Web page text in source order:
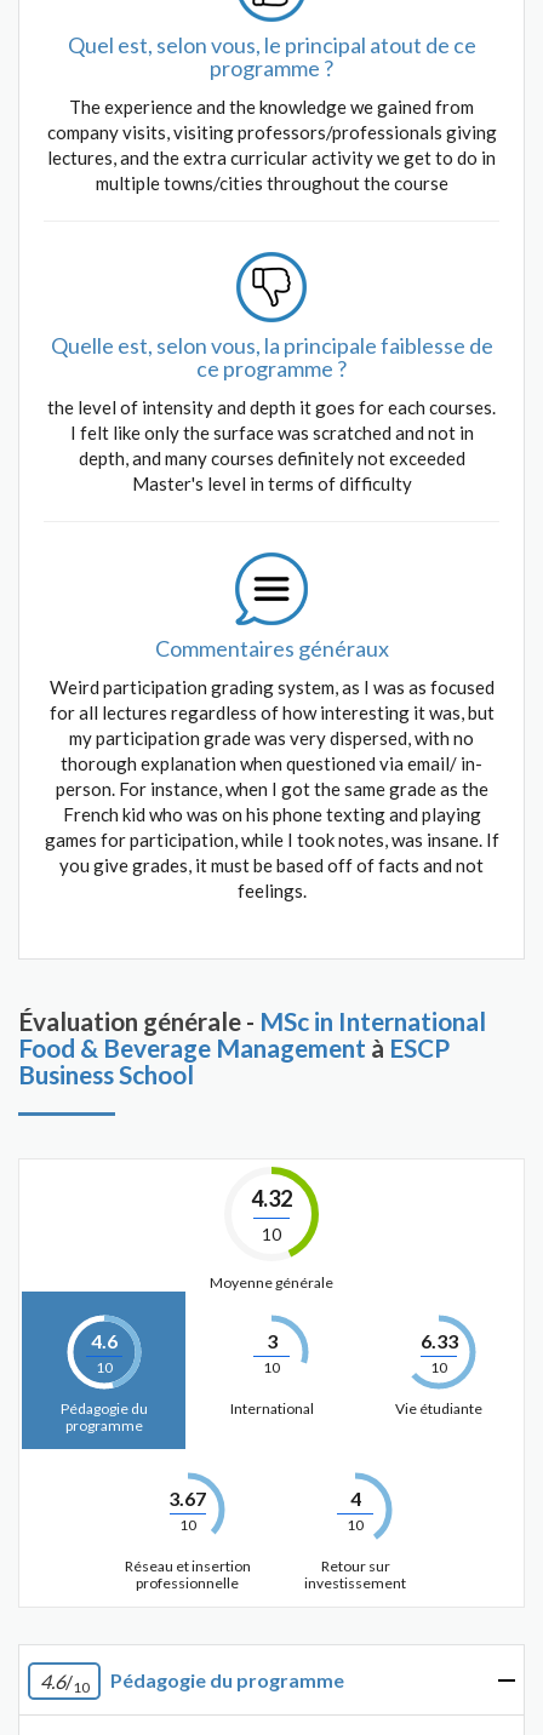
Quel est, selon vous, le principal atout de ce
programme ?
The experience and the knowledge we gained from
company visits, visiting professors/professionals giving
lectures, and the extra curricular activity we get to do in
multiple towns/cities throughout the course
Quelle est, selon vous, la principale faiblesse de
ce programme ?
the level of intensity and depth it goes for each courses.
I felt like only the surface was scratched and not in
depth, and many courses definitely not exceeded
Master's level in terms of difficulty
Commentaires généraux
Weird participation grading system, as I was as focused
for all lectures regardless of how interesting it was, but
my participation grade was very dispersed, with no
thorough explanation when questioned via email/ in-
person. For instance, when I got the same grade as the
French kid who was on his phone texting and playing
games for participation, while I took notes, was insane. If
you give grades, it must be based off of facts and not
feelings.
Évaluation générale - MSc in International
Food & Beverage Management à ESCP
Business School
4.32
10
Moyenne générale
4.6
10
Pédagogie du
programme
3
10
International
6.33
10
Vie étudiante
3.67
10
Réseau et insertion
professionnelle
4
10
Retour sur
investissement
4.6/10 Pédagogie du programme